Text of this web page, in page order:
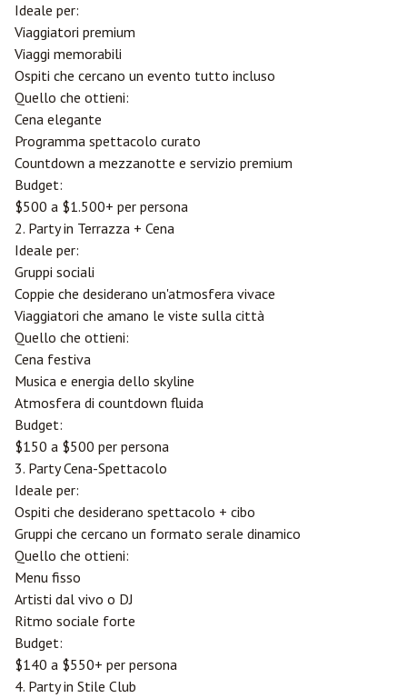
Ideale per:
Viaggiatori premium
Viaggi memorabili
Ospiti che cercano un evento tutto incluso
Quello che ottieni:
Cena elegante
Programma spettacolo curato
Countdown a mezzanotte e servizio premium
Budget:
$500 a $1.500+ per persona
2. Party in Terrazza + Cena
Ideale per:
Gruppi sociali
Coppie che desiderano un'atmosfera vivace
Viaggiatori che amano le viste sulla città
Quello che ottieni:
Cena festiva
Musica e energia dello skyline
Atmosfera di countdown fluida
Budget:
$150 a $500 per persona
3. Party Cena-Spettacolo
Ideale per:
Ospiti che desiderano spettacolo + cibo
Gruppi che cercano un formato serale dinamico
Quello che ottieni:
Menu fisso
Artisti dal vivo o DJ
Ritmo sociale forte
Budget:
$140 a $550+ per persona
4. Party in Stile Club